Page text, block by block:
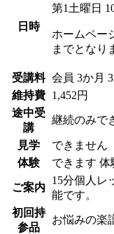
日時
第1土曜日
ホームペー
までとなり
受講料 会員 3か月
維持費
1,452円
途中受
講
継続のみで
見学
できません
体験
できます 体
ご案内
15分個人レ
能です。
初回持
参品
お悩みの楽